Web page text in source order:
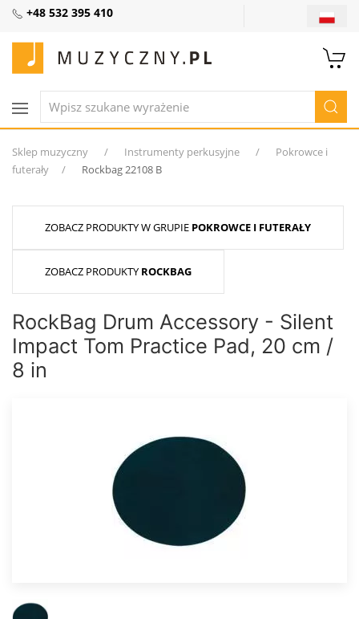
+48 532 395 410
Sklep muzyczny Instrumenty perkusyjne
Pokrowce i
futerały
Rockbag 22108 B
ZOBACZ PRODUKTY W GRUPIE POKROWCE I FUTERAŁY
ZOBACZ PRODUKTY ROCKBAG
RockBag Drum Accessory - Silent
Impact Tom Practice Pad, 20 cm /
8 in